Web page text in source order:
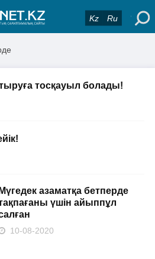
Kz Ru
тосқауыл болады!
​Мүгедек азаматқа бетперде
үшін айыппұл
10-08-2020